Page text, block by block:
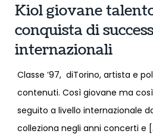
Kiol giovane
conquista di
internazionali
Classe ’97, diTorino, artista e
contenuti. Così giovane ma
seguito a livello internazionale
colleziona negli anni concerti e